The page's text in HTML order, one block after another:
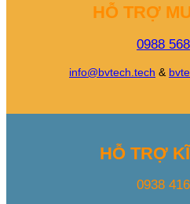
HỖ TRỢ
0988
info@bvtech.tech &
HỖ TRỢ
0938